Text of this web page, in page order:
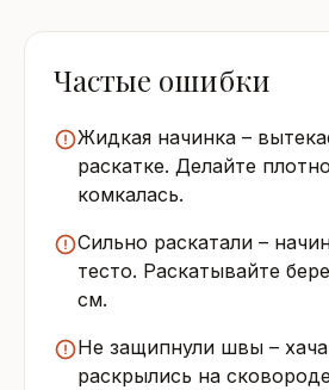
Частые ошибки
Жидкая начинка –
раскатке. Делайте
комкалась.
Сильно раскатали –
тесто. Раскатывайте
см.
Не защипнули швы –
раскрылись на